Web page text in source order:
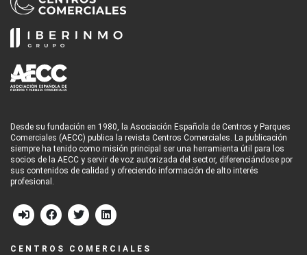
Desde su fundación en 1980, la Asociación Española de Centros y Parques
Comerciales (AECC) publica la revista Centros Comerciales. La publicación
siempre ha tenido como misión principal ser una herramienta útil para los
socios de la AECC y servir de voz autorizada del sector, diferenciándose por
sus contenidos de calidad y ofreciendo información de alto interés
profesional.
CENTROS COMERCIALES